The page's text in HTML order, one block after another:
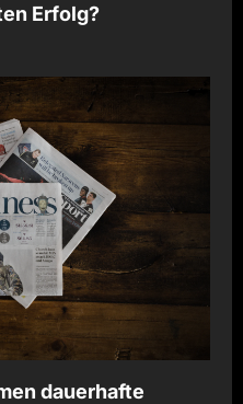
Erfolg?
dauerhafte